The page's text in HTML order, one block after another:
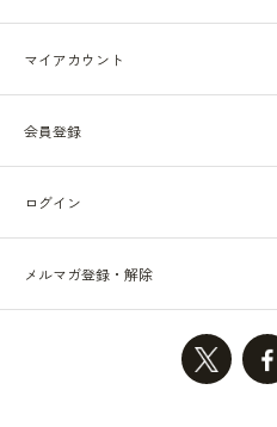
マイアカウント
会員登録
ログイン
メルマガ登録・解除